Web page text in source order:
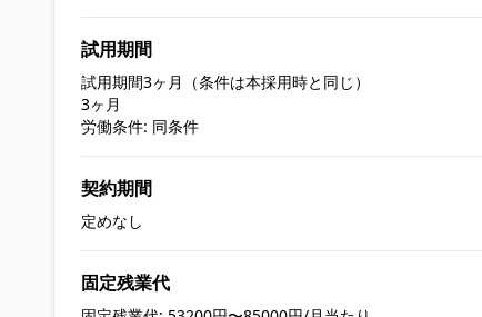
試用期間
試用期間3ヶ月（条件は本採用時と同じ）
3ヶ月
労働条件: 同条件
契約期間
定めなし
固定残業代